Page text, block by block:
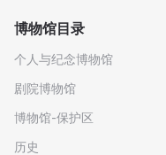
博物馆目录
个人与纪念博物馆
剧院博物馆
博物馆-保护区
历史